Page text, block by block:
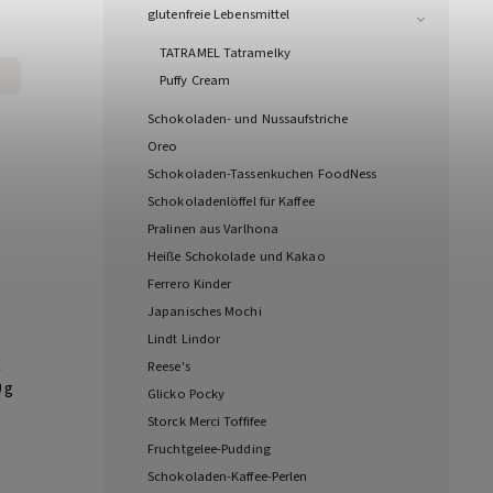
glutenfreie Lebensmittel
TATRAMEL Tatramelky
Puffy Cream
Schokoladen- und Nussaufstriche
Oreo
Schokoladen-Tassenkuchen FoodNess
Schokoladenlöffel für Kaffee
Pralinen aus Varlhona
Heiße Schokolade und Kakao
Ferrero Kinder
Japanisches Mochi
Lindt Lindor
Reese's
Glicko Pocky
Storck Merci Toffifee
Fruchtgelee-Pudding
Schokoladen-Kaffee-Perlen